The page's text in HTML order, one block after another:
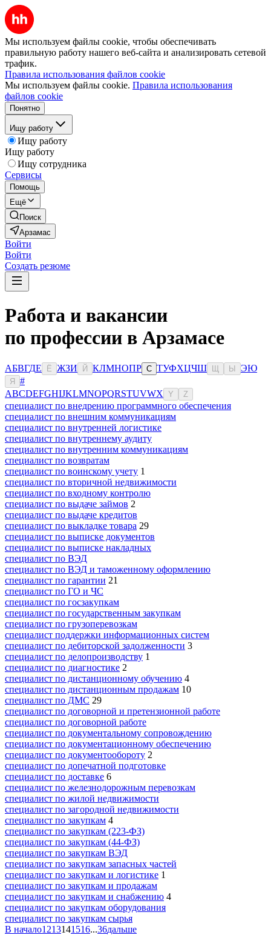
Мы используем файлы cookie, чтобы обеспечивать
правильную работу нашего веб-сайта и анализировать сетевой
трафик.
Правила использования файлов cookie
Мы используем файлы cookie. Правила использования
файлов cookie
Понятно
Ищу работу
Ищу работу
Ищу работу
Ищу сотрудника
Сервисы
Помощь
Ещё
Поиск
Арзамас
Войти
Войти
Создать резюме
Работа и вакансии
по профессии в Арзамасе
АБВГДЕ Ё ЖЗИ Й КЛМНОПР С ТУФХЦЧШ Ы ЭЮ
Я
#
ABCDEFGHIJKLMNOPQRSTUVWX Y Z
специалист по внедрению программного обеспечения
специалист по внешним коммуникациям
специалист по внутренней логистике
специалист по внутреннему аудиту
специалист по внутренним коммуникациям
специалист по возвратам
специалист по воинскому учету 1
специалист по вторичной недвижимости
специалист по входному контролю
специалист по выдаче займов 2
специалист по выдаче кредитов
специалист по выкладке товара 29
специалист по выписке документов
специалист по выписке накладных
специалист по ВЭД
специалист по ВЭД и таможенному оформлению
специалист по гарантии 21
специалист по ГО и ЧС
специалист по госзакупкам
специалист по государственным закупкам
специалист по грузоперевозкам
специалист поддержки информационных систем
специалист по дебиторской задолженности 3
специалист по делопроизводству 1
специалист по диагностике 2
специалист по дистанционному обучению 4
специалист по дистанционным продажам 10
специалист по ДМС 29
специалист по договорной и претензионной работе
специалист по договорной работе
специалист по документальному сопровождению
специалист по документационному обеспечению
специалист по документообороту 2
специалист по допечатной подготовке
специалист по доставке 6
специалист по железнодорожным перевозкам
специалист по жилой недвижимости
специалист по загородной недвижимости
специалист по закупкам 4
специалист по закупкам (223-ФЗ)
специалист по закупкам (44-ФЗ)
специалист по закупкам ВЭД
специалист по закупкам запасных частей
специалист по закупкам и логистике 1
специалист по закупкам и продажам
специалист по закупкам и снабжению 4
специалист по закупкам оборудования
специалист по закупкам сырья
В начало1213141516...36дальше